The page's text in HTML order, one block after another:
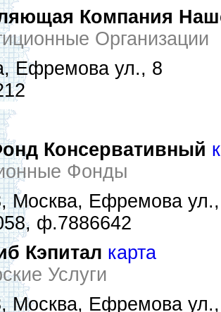
Компания
Организации
Ефремова ул., 8
Консервативный
Фонды
Москва, Ефремова
ф.7886642
Кэпитал карта
Услуги
Москва, Ефремова